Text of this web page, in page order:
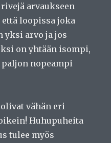
arvaukseen
että loopissa joka
yksi arvo ja jos
on yhtään isompi,
nopeampi
vähän eri
Huhupuheita
tulee myös